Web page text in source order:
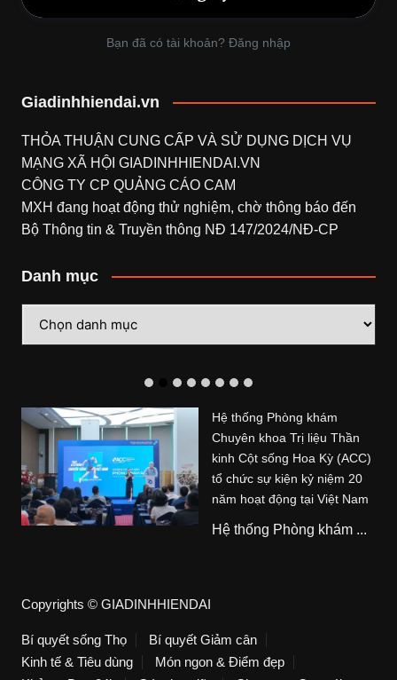
Bạn đã có tài khoản? Đăng nhập
Giadinhhiendai.vn
THỎA THUẬN CUNG CẤP VÀ SỬ DỤNG DỊCH VỤ
MẠNG XÃ HỘI GIADINHHIENDAI.VN
CÔNG TY CP QUẢNG CÁO CAM
MXH đang hoạt động thử nghiệm, chờ thông báo đến
Bộ Thông tin & Truyền thông NĐ 147/2024/NĐ-CP
Danh mục
mục
Hệ thống Phòng khám
Chuyên khoa Trị liệu Thần
kinh Cột sống Hoa Kỳ (ACC)
tổ chức sự kiện kỷ niệm 20
năm hoạt động tại Việt Nam
Hệ thống Phòng khám ...
Copyrights © GIADINHHIENDAI
Bí quyết sống Thọ
Bí quyết Giảm cân
Kinh tế & Tiêu dùng
Món ngon & Điểm đẹp